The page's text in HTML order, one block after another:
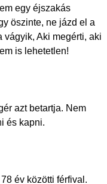
egy éjszakás
öszinte, ne jázd el a
vágyik, Aki megérti, aki
is lehetetlen!
azt betartja. Nem
és kapni.
év közötti férfival.